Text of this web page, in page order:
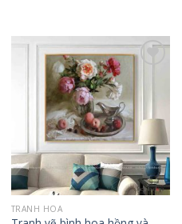
TRANH HOA